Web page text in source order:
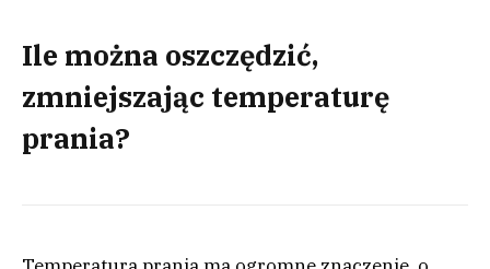
Ile można oszczędzić,
zmniejszając temperaturę
prania?